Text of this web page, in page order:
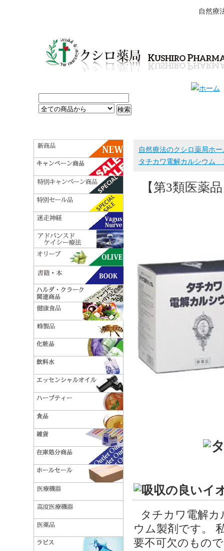
自然療
自然療法のクシロ薬局ホー
タチカワ電解カルシウム
【第3類医薬
タチカワ電解
ウム製剤です。
要不可欠のもの